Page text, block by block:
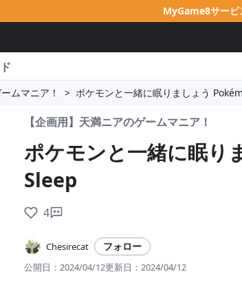
MyGame8サービ
ムマニア！ > ポケモンと一緒に眠りましょう
【企画用】天満ニアのゲームマニア！
ポケモンと一緒に眠り
Sleep
4
Chesirecat フォロー
公開日： 2024/04/12更新日： 2024/04/12